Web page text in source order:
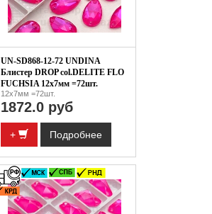
UN-SD868-12-72 UNDINA
Блистер DROP col.DELITE FLO
FUCHSIA 12x7мм =72шт.
12x7мм =72шт.
1872.0 руб
+ Подробнее